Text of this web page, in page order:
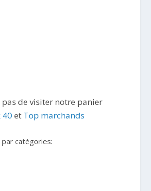
pas de visiter notre panier
40 et Top marchands
par catégories: